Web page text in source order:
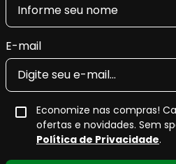
E-mail
Economize nas compras!
ofertas e novidades. Sem
Política de Privacidade.